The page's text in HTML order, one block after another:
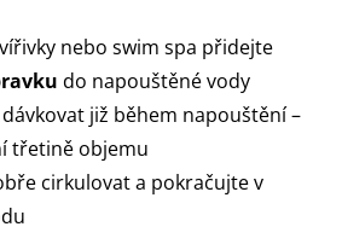
nebo swim spa přidejte
do napouštěné vody
již během napouštění –
třetině objemu
cirkulovat a pokračujte v